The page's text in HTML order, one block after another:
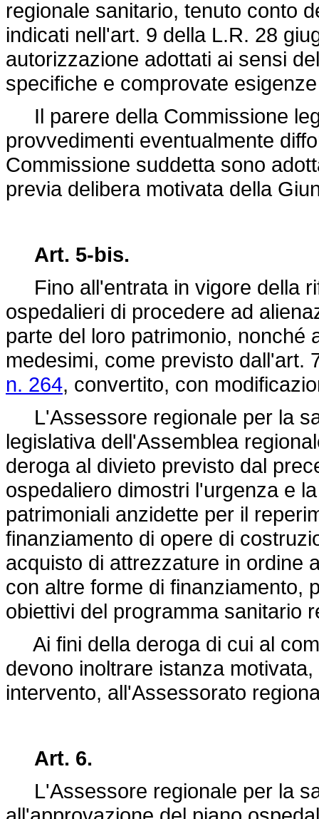
regionale sanitario, tenuto conto
indicati nell'art. 9 della L.R. 28
autorizzazione adottati ai sensi
specifiche e comprovate
Il parere della Commissione
provvedimenti eventualmente
Commissione suddetta sono
previa delibera motivata della
Art. 5-bis.
Fino all'entrata in vigore della
ospedalieri di procedere ad
parte del loro patrimonio, nonché
medesimi, come previsto dall'art.
n. 264, convertito, con
L'Assessore regionale per la
legislativa dell'Assemblea
deroga al divieto previsto dal
ospedaliero dimostri l'urgenza e
patrimoniali anzidette per il
finanziamento di opere di
acquisto di attrezzature in ordine
con altre forme di finanziamento,
obiettivi del programma sanitario
Ai fini della deroga di cui al
devono inoltrare istanza
intervento, all'Assessorato
Art. 6.
L'Assessore regionale per la